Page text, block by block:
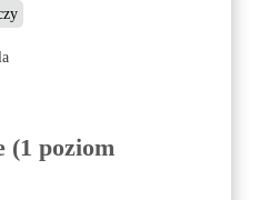
(1 poziom